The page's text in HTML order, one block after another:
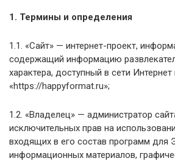
1. Термины и определения
1.1. «Сайт» — интернет-проект,
содержащий информацию
характера, доступный в сети
«https://happyformat.ru»;
1.2. «Владелец» — администратор
исключительных прав на
входящих в его состав программ для
информационных материалов,